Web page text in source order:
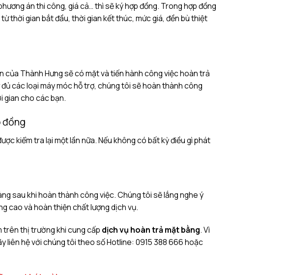
án thi công, giá cả… thì sẽ ký hợp đồng. Trong hợp đồng
thời gian bắt đầu, thời gian kết thúc, mức giá, đền bù thiệt
của Thành Hưng sẽ có mặt và tiến hành công việc hoàn trả
các loại máy móc hỗ trợ, chúng tôi sẽ hoàn thành công
gian cho các bạn.
đồng
kiểm tra lại một lần nữa. Nếu không có bất kỳ điều gì phát
sau khi hoàn thành công việc. Chúng tôi sẽ lắng nghe ý
cao và hoàn thiện chất lượng dịch vụ.
trên thị trường khi cung cấp dịch vụ hoàn trả mặt bằng. Vì
liên hệ với chúng tôi theo số Hotline: 0915 388 666 hoặc